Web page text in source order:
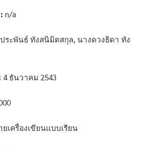
n/a
ระพันธ์ ทังสนิมิตสกุล, นางดวงธิดา ทัง
4 ธันวาคม 2543
เครื่องเขียนแบบเรียน